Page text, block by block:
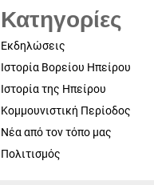
Κατηγορίες
Εκδηλώσεις
Ιστορία Βορείου Ηπείρου
Ιστορία της Ηπείρου
Κομμουνιστική Περίοδος
Νέα από τον τόπο μας
Πολιτισμός